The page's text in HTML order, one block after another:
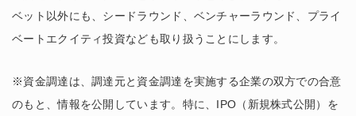
ベット以外にも、シードラウンド、ベンチャーラウンド、プライ
ベートエクイティ投資なども取り扱うことにします。
※資金調達は、調達元と資金調達を実施する企業の双方での合意
のもと、情報を公開しています。特に、IPO（新規株式公開）を